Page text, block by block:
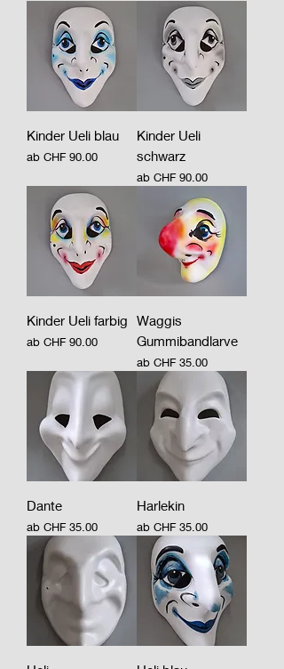
Kinder Ueli blau
ab CHF 90.00
Sale-Preis
Kinder Ueli
schwarz
ab CHF 90.00
Sale-Preis
Kinder Ueli farbig
ab CHF 90.00
Sale-Preis
Waggis
Gummibandlarve
ab CHF 35.00
Sale-Preis
Dante
ab CHF 35.00
Sale-Preis
Harlekin
ab CHF 35.00
Sale-Preis